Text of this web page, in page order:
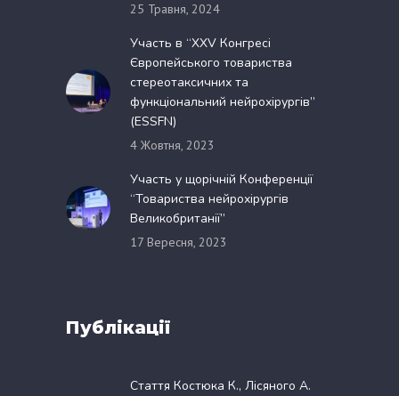
25 Травня, 2024
Участь в “XXV Конгресі
Європейського товариства
стереотаксичних та
функціональний нейрохірургів”
(ESSFN)
4 Жовтня, 2023
Участь у щорічній Конференції
“Товариства нейрохірургів
Великобританії”
17 Вересня, 2023
Публікації
Стаття Костюка К., Лісяного А.